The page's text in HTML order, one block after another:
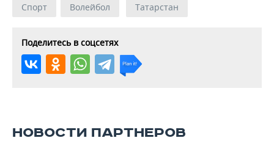
Спорт Волейбол Татарстан
Поделитесь в соцсетях
НОВОСТИ ПАРТНЕРОВ